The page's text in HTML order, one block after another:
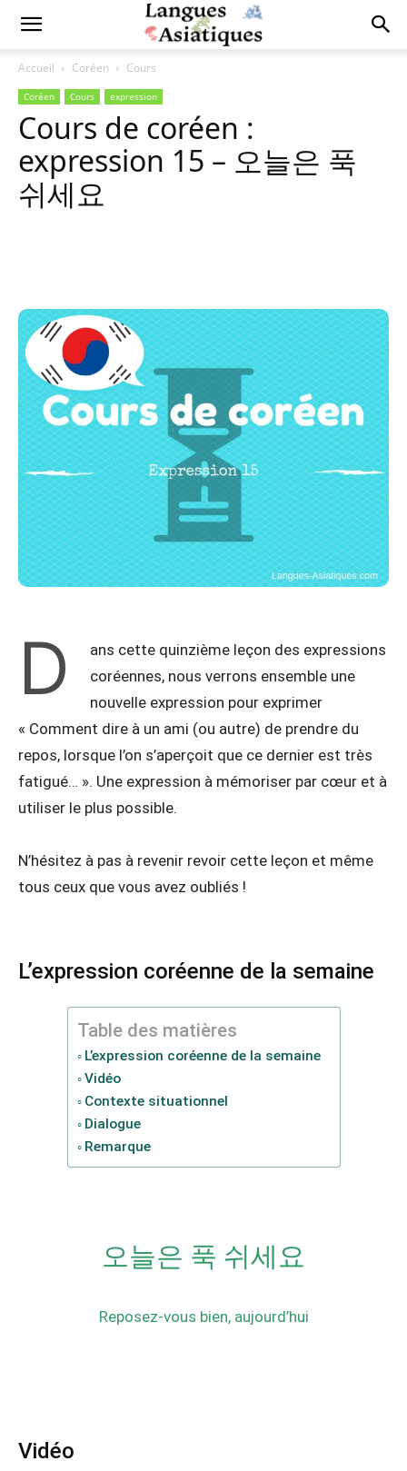
Accueil Coréen Cours
Coréen Cours expression
Cours de coréen :
expression 15 – 오늘은 푹
쉬세요
D
ans cette quinzième leçon des expressions
coréennes, nous verrons ensemble une
nouvelle expression pour exprimer
« Comment dire à un ami (ou autre) de prendre du
repos, lorsque l’on s’aperçoit que ce dernier est très
fatigué… ». Une expression à mémoriser par cœur et à
utiliser le plus possible.
N’hésitez à pas à revenir revoir cette leçon et même
tous ceux que vous avez oubliés !
L’expression coréenne de la semaine
Table des matières
L’expression coréenne de la semaine
Vidéo
Contexte situationnel
Dialogue
Remarque
오늘은 푹 쉬세요
Reposez-vous bien, aujourd’hui
Vidéo